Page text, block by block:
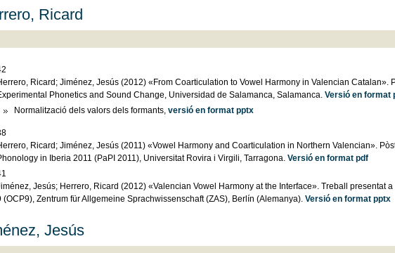
Ricard
Ricard; Jiménez, Jesús (2012) «From Coarticulation to Vowel Harmony in Valencian Catalan».
Phonetics and Sound Change, Universidad de Salamanca, Salamanca. Versió en format
Normalització dels valors dels formants, versió en format pptx
Ricard; Jiménez, Jesús (2011) «Vowel Harmony and Coarticulation in Northern Valencian».
in Iberia 2011 (PaPI 2011), Universitat Rovira i Virgili, Tarragona. Versió en format pdf
Jesús; Herrero, Ricard (2012) «Valencian Vowel Harmony at the Interface». Treball presentat
(OCP9), Zentrum für Allgemeine Sprachwissenschaft (ZAS), Berlín (Alemanya). Versió en format pptx
Jesús